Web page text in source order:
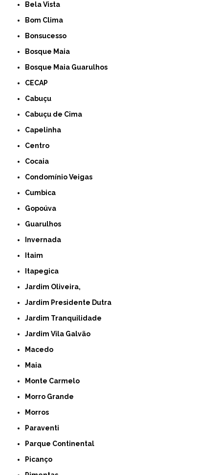
Bela Vista
Bom Clima
Bonsucesso
Bosque Maia
Bosque Maia Guarulhos
CECAP
Cabuçu
Cabuçu de Cima
Capelinha
Centro
Cocaia
Condomínio Veigas
Cumbica
Gopoúva
Guarulhos
Invernada
Itaim
Itapegica
Jardim Oliveira,
Jardim Presidente Dutra
Jardim Tranquilidade
Jardim Vila Galvão
Macedo
Maia
Monte Carmelo
Morro Grande
Morros
Paraventi
Parque Continental
Picanço